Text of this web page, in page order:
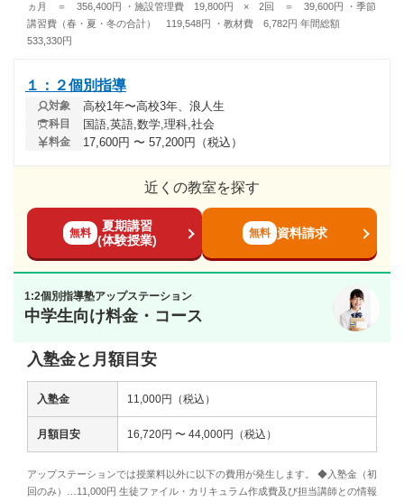
ヵ月 ＝ 356,400円 ・施設管理費 19,800円 × 2回 ＝ 39,600円 ・季節
講習費（春・夏・冬の合計） 119,548円 ・教材費 6,782円 年間総額
533,330円
１：２個別指導
対象 高校1年〜高校3年、浪人生
科目 国語,英語,数学,理科,社会
料金 17,600円 〜 57,200円（税込）
近くの教室を探す
無料
夏期講習
(体験授業)
無料 資料請求
1:2個別指導塾アップステーション
中学生向け料金・コース
入塾金と月額目安
入塾金 11,000円（税込）
月額目安 16,720円 〜 44,000円（税込）
アップステーションでは授業料以外に以下の費用が発生します。 ◆入塾金（初
回のみ）…11,000円 生徒ファイル・カリキュラム作成費及び担当講師との情報